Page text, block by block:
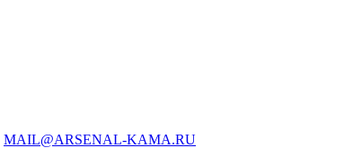
MAIL@ARSENAL-KAMA.RU